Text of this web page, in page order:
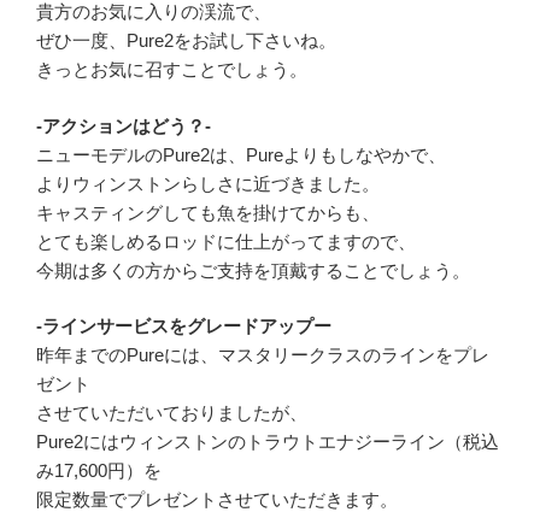
貴方のお気に入りの渓流で、
ぜひ一度、Pure2をお試し下さいね。
きっとお気に召すことでしょう。
-アクションはどう？-
ニューモデルのPure2は、Pureよりもしなやかで、
よりウィンストンらしさに近づきました。
キャスティングしても魚を掛けてからも、
とても楽しめるロッドに仕上がってますので、
今期は多くの方からご支持を頂戴することでしょう。
-ラインサービスをグレードアップー
昨年までのPureには、マスタリークラスのラインをプレ
ゼント
させていただいておりましたが、
Pure2にはウィンストンのトラウトエナジーライン（税込
み17,600円）を
限定数量でプレゼントさせていただきます。